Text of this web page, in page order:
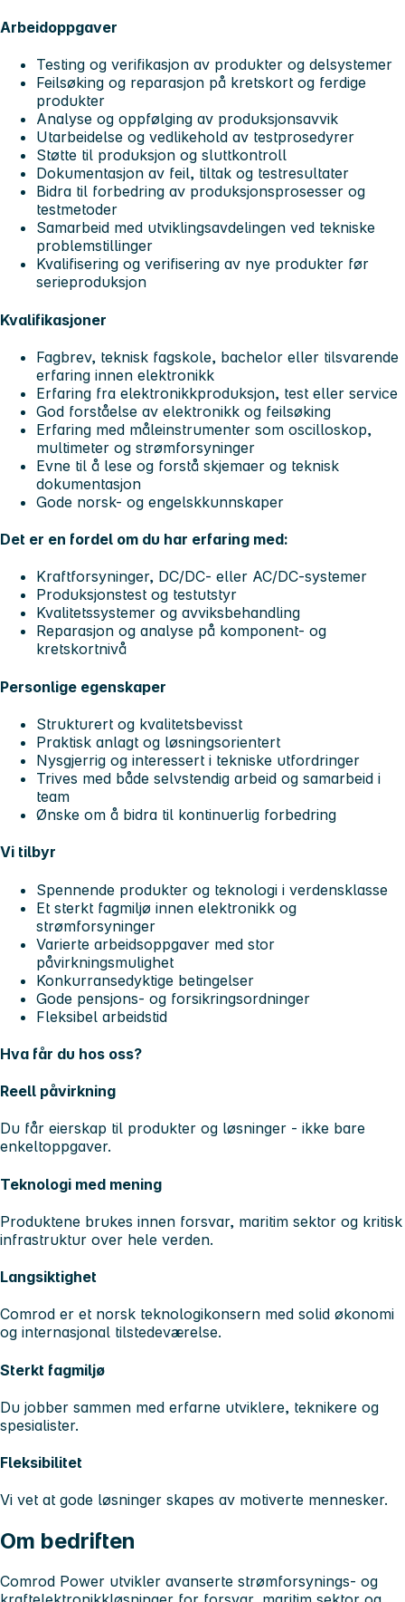
Arbeidoppgaver
Testing og verifikasjon av produkter og delsystemer
Feilsøking og reparasjon på kretskort og ferdige
produkter
Analyse og oppfølging av produksjonsavvik
Utarbeidelse og vedlikehold av testprosedyrer
Støtte til produksjon og sluttkontroll
Dokumentasjon av feil, tiltak og testresultater
Bidra til forbedring av produksjonsprosesser og
testmetoder
Samarbeid med utviklingsavdelingen ved tekniske
problemstillinger
Kvalifisering og verifisering av nye produkter før
serieproduksjon
Kvalifikasjoner
Fagbrev, teknisk fagskole, bachelor eller tilsvarende
erfaring innen elektronikk
Erfaring fra elektronikkproduksjon, test eller service
God forståelse av elektronikk og feilsøking
Erfaring med måleinstrumenter som oscilloskop,
multimeter og strømforsyninger
Evne til å lese og forstå skjemaer og teknisk
dokumentasjon
Gode norsk- og engelskkunnskaper
Det er en fordel om du har erfaring med:
Kraftforsyninger, DC/DC- eller AC/DC-systemer
Produksjonstest og testutstyr
Kvalitetssystemer og avviksbehandling
Reparasjon og analyse på komponent- og
kretskortnivå
Personlige egenskaper
Strukturert og kvalitetsbevisst
Praktisk anlagt og løsningsorientert
Nysgjerrig og interessert i tekniske utfordringer
Trives med både selvstendig arbeid og samarbeid i
team
Ønske om å bidra til kontinuerlig forbedring
Vi tilbyr
Spennende produkter og teknologi i verdensklasse
Et sterkt fagmiljø innen elektronikk og
strømforsyninger
Varierte arbeidsoppgaver med stor
påvirkningsmulighet
Konkurransedyktige betingelser
Gode pensjons- og forsikringsordninger
Fleksibel arbeidstid
Hva får du hos oss?
Reell påvirkning
Du får eierskap til produkter og løsninger - ikke bare
enkeltoppgaver.
Teknologi med mening
Produktene brukes innen forsvar, maritim sektor og kritisk
infrastruktur over hele verden.
Langsiktighet
Comrod er et norsk teknologikonsern med solid økonomi
og internasjonal tilstedeværelse.
Sterkt fagmiljø
Du jobber sammen med erfarne utviklere, teknikere og
spesialister.
Fleksibilitet
Vi vet at gode løsninger skapes av motiverte mennesker.
Om bedriften
Comrod Power utvikler avanserte strømforsynings- og